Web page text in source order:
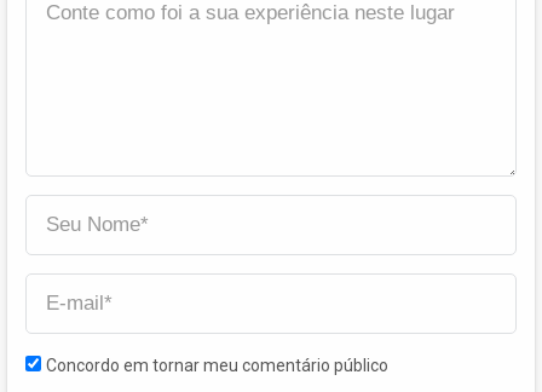
Concordo em tornar meu comentário público